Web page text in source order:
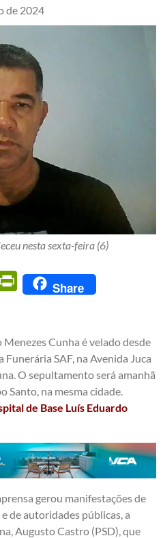
de 2024
nesta sexta-feira (6)
PrintFriendly
Share
Cunha é velado desde
SAF, na Avenida Juca
O sepultamento será amanhã
Santo, na mesma cidade.
de Base Luís Eduardo
gerou manifestações de
de autoridades públicas, a
Augusto Castro (PSD), que